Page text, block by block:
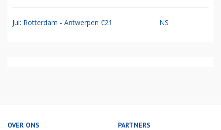
Jul: Rotterdam - Antwerpen €21 NS
OVER ONS PARTNERS